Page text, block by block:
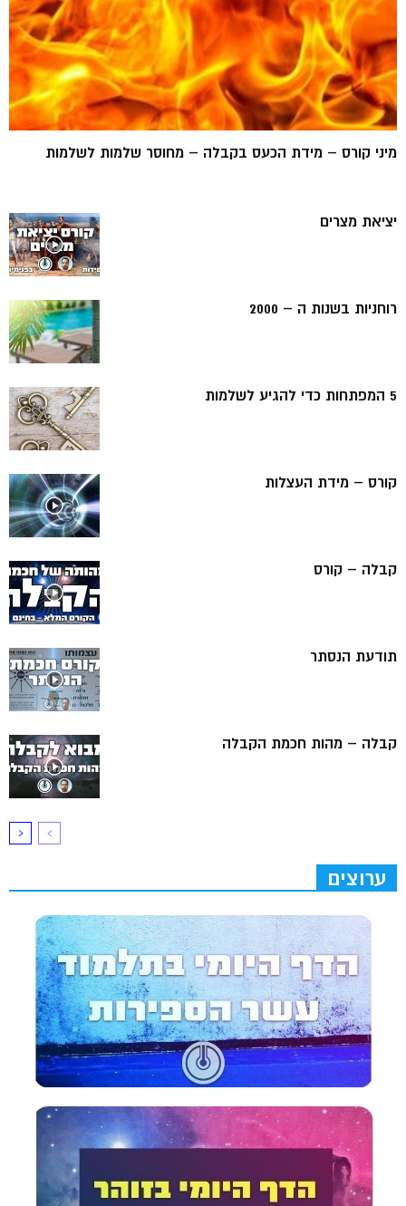
מיני קורס – מידת הכעס בקבלה – מחוסר שלמות לשלמות
יציאת מצרים
רוחניות בשנות ה – 2000
5 המפתחות כדי להגיע לשלמות
קורס – מידת העצלות
קבלה – קורס
תודעת הנסתר
קבלה – מהות חכמת הקבלה
ערוצים